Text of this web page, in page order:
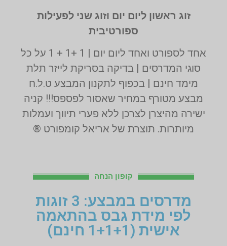
זוג ראשון ליום יום וזוג שני לפעילות
ספורטיבית
אחד לספורט ואחד ליום יום | 1 +1 + 1 על כל
סוגי המדרסים | בדיקה בסריקת לייזר תלת
מימד חינם | בכפוף לתקנון המבצע ט.ל.ח
מבצע מטורף במחיר שאסור לפספס!!! קניה
ישירה מהיצרן לצרכן ללא פערי תיווך ועמלות
מיותרות. תוצרת של אריאל קומפורט ®
קופון הנחה
מדרסים במבצע: 3 זוגות
לפי מידת גבס בהתאמה
אישית (1+1+1 חינם)